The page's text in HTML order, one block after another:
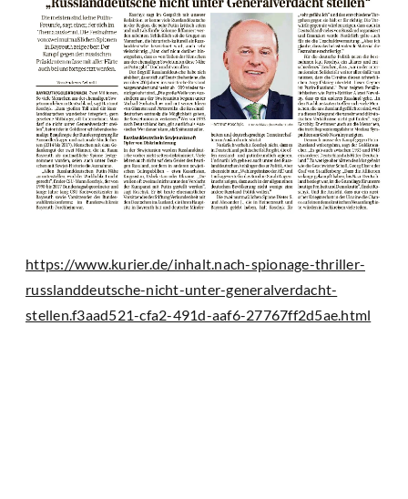
https://www.kurier.de/inhalt.nach-spionage-thriller-
russlanddeutsche-nicht-unter-generalverdacht-
stellen.f3aad521-cfa2-491d-aaf6-27767ff2d5ae.html